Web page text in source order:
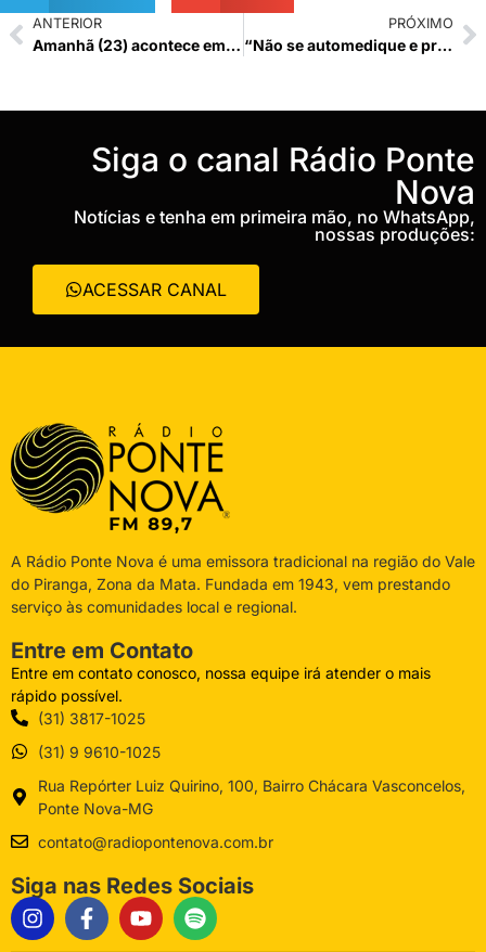
ANTERIOR
Amanhã (23) acontece em Ponte Nova o Dia D do Combate ao Aedes
PRÓXIMO
“Não se automedique e procure o PSF”, orienta o Coordenador de Endemias
‎Siga o canal Rádio Ponte
Nova
Notícias e tenha em primeira mão, no WhatsApp,
nossas produções:
ACESSAR CANAL
A Rádio Ponte Nova é uma emissora tradicional na região do Vale
do Piranga, Zona da Mata. Fundada em 1943, vem prestando
serviço às comunidades local e regional.
Entre em Contato
Entre em contato conosco, nossa equipe irá atender o mais
rápido possível.
(31) 3817-1025
(31) 9 9610-1025
Rua Repórter Luiz Quirino, 100, Bairro Chácara Vasconcelos,
Ponte Nova-MG
contato@radiopontenova.com.br
Siga nas Redes Sociais